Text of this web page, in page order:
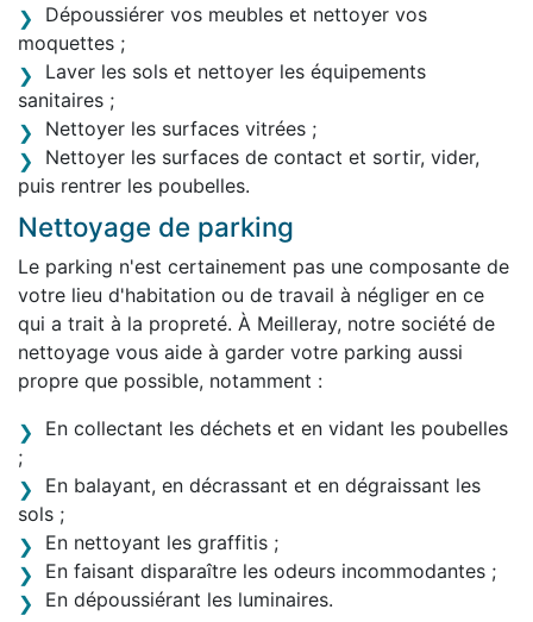
Dépoussiérer vos meubles et nettoyer vos
moquettes ;
Laver les sols et nettoyer les équipements
sanitaires ;
Nettoyer les surfaces vitrées ;
Nettoyer les surfaces de contact et sortir, vider,
puis rentrer les poubelles.
Nettoyage de parking
Le parking n'est certainement pas une composante de
votre lieu d'habitation ou de travail à négliger en ce
qui a trait à la propreté. À Meilleray, notre société de
nettoyage vous aide à garder votre parking aussi
propre que possible, notamment :
En collectant les déchets et en vidant les poubelles
;
En balayant, en décrassant et en dégraissant les
sols ;
En nettoyant les graffitis ;
En faisant disparaître les odeurs incommodantes ;
En dépoussiérant les luminaires.